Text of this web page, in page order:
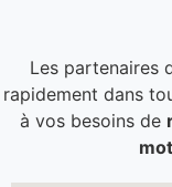
Les partenaires
rapidement dans
à vos besoins de